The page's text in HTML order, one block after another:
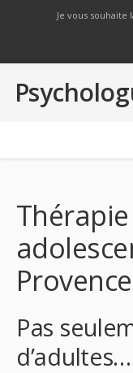
Je vous
Provence
Pas
d’adultes…